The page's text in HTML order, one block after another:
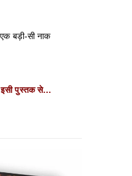
बड़ी-सी नाक
पुस्तक से…